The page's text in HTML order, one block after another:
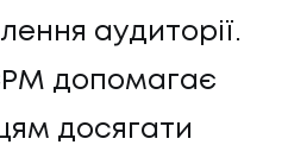
аудиторії.
допомагає
досягати